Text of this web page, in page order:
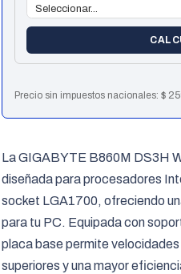
Precio sin impuestos nacionales:$
La GIGABYTE B860M DS3H
diseñada para procesadores
socket LGA1700, ofreciendo
para tu PC. Equipada con
placa base permite
superiores y una mayor